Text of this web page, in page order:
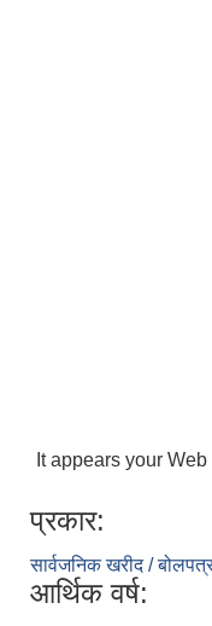
It appears your
प्रकार:
सार्वजनिक खरीद /
आर्थिक वर्ष: